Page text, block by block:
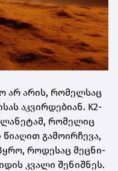
არ არის, რო­მელ­საც
აკ­ვირ­დე­ბი­ან. K2-
რო­მე­ლიც
გა­მო­ირ­ჩე­ვა,
რო­დე­საც მეც­ნი­
კვა­ლი შე­ნიშ­ნეს.